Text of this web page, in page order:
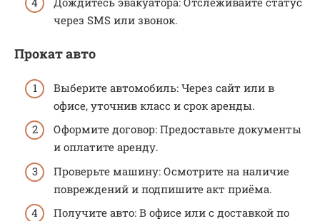
через SMS или звонок.
Прокат авто
Выберите автомобиль: Через сайт или в
офисе, уточнив класс и срок аренды.
Оформите договор: Предоставьте документы
и оплатите аренду.
Проверьте машину: Осмотрите на наличие
повреждений и подпишите акт приёма.
Получите авто: В офисе или с доставкой по